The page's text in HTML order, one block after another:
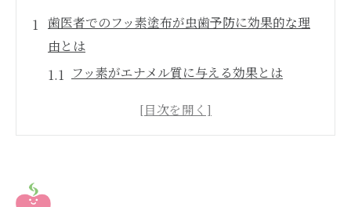
歯医者でのフッ素塗布が虫歯予防に効果的な理
由とは
フッ素がエナメル質に与える効果とは